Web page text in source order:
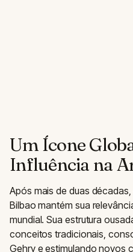
Um Ícone
Influência na
Após mais de duas
Bilbao mantém sua
mundial. Sua estrutura
conceitos tradicionais,
Gehry e estimulando novos